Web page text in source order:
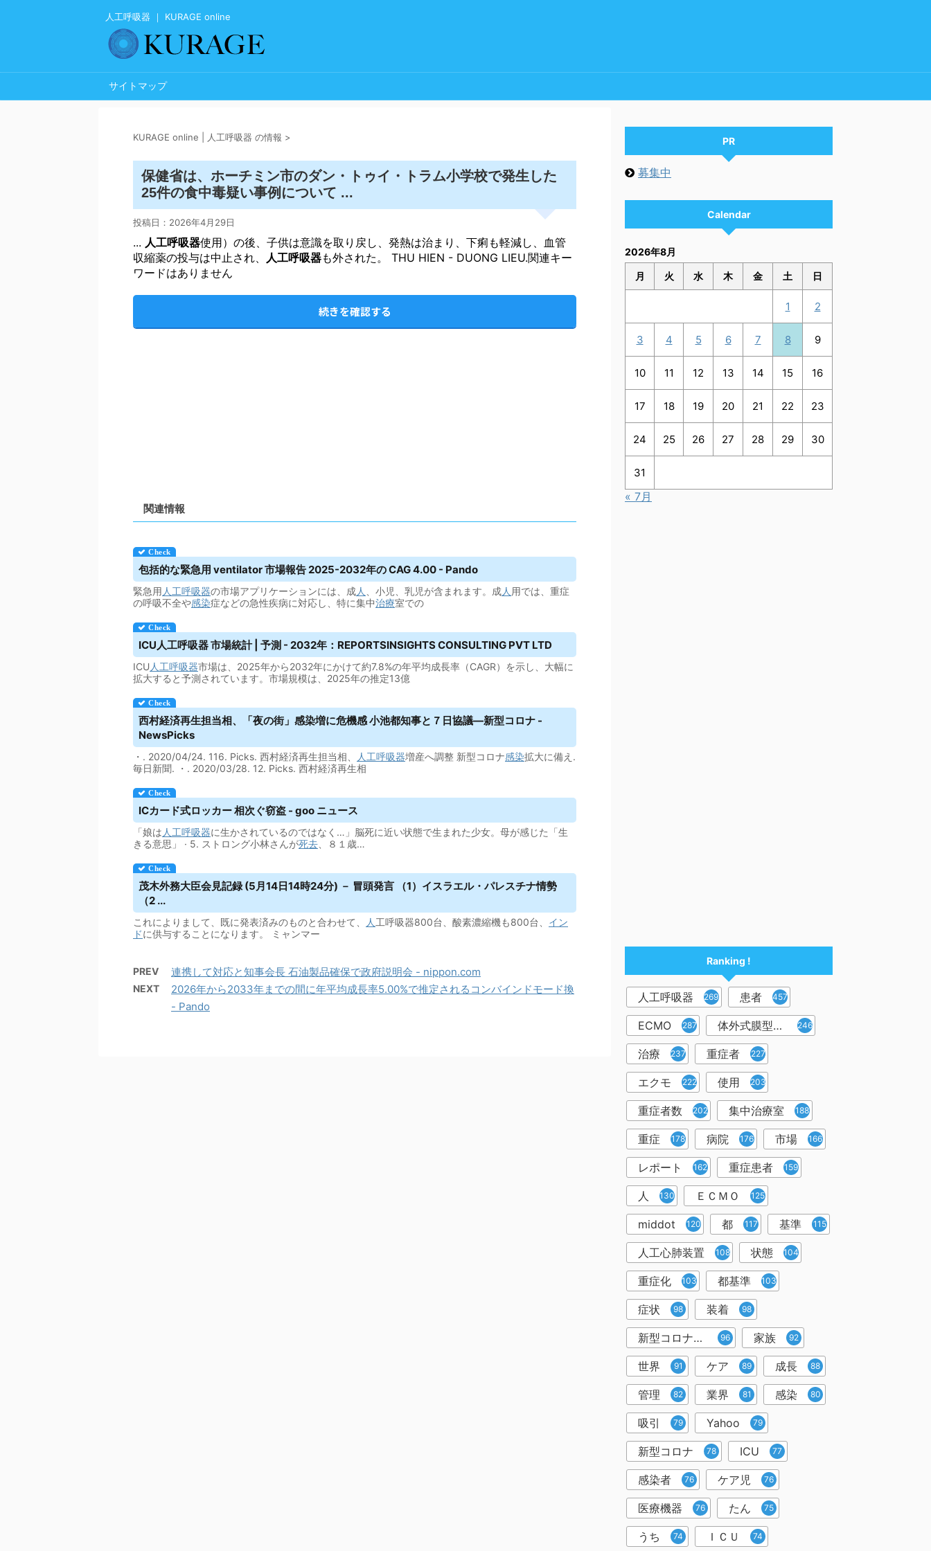
人工呼吸器 ｜ KURAGE online
サイトマップ
KURAGE online | 人工呼吸器 の情報 >
保健省は、ホーチミン市のダン・トゥイ・トラム小学校で発生した
25件の食中毒疑い事例について ...
投稿日： 2026年4月29日
... 人工呼吸器使用）の後、子供は意識を取り戻し、発熱は治まり、下痢も軽減し、血管
収縮薬の投与は中止され、 人工呼吸器も外された。 THU HIEN - DUONG LIEU.関連キー
ワードはありません
続きを確認する
関連情報
包括的な緊急用 ventilator 市場報告 2025-2032年の CAG 4.00 - Pando
緊急用 人工呼吸器の市場アプリケーションには、成人 、小児、乳児が含まれます。成人 用では、重症
の呼吸不全や感染症などの急性疾病に対応し、特に集中治療室での
ICU 人工呼吸器市場統計 | 予測 - 2032年：REPORTSINSIGHTS CONSULTING PVT LTD
ICU 人工呼吸器市場は、2025年から2032年にかけて約7.8%の年平均成長率（CAGR）を示し、大幅に
拡大すると予測されています。市場規模は、2025年の推定13億
西村経済再生担当相、「夜の街」感染増に危機感 小池都知事と７日協議―新型コロナ -
NewsPicks
・. 2020/04/24. 116. Picks. 西村経済再生担当相、 人工呼吸器増産へ調整 新型コロナ感染拡大に備え.
毎日新聞. ・. 2020/03/28. 12. Picks. 西村経済再生相
ICカード式ロッカー 相次ぐ窃盗 - goo ニュース
「娘は 人工呼吸器に生かされているのではなく…」脳死に近い状態で生まれた少女。母が感じた「生
きる意思」 · 5. ストロング小林さんが死去 、８１歳…
茂木外務大臣会見記録 (5月14日14時24分) － 冒頭発言 （1）イスラエル・パレスチナ情勢
（2 ...
これによりまして、既に発表済みのものと合わせて、 人 工呼吸器800台、酸素濃縮機も800台、 イン
ドに供与することになります。 ミャンマー
PREV 連携して対応と知事会長 石油製品確保で政府説明会 - nippon.com
NEXT
2026年から2033年までの間に年平均成長率5.00%で推定されるコンバインドモード換
- Pando
PR
募集中
Calendar
2026年8月
月 火 水 木 金 土 日
1 2
3 4 5 6 7 8 9
10 11 12 13 14 15 16
17 18 19 20 21 22 23
24 25 26 27 28 29 30
31
« 7月
Ranking !
人工呼吸器 2698 患者 457
ECMO 287 体外式膜型人工肺 246
治療 237 重症者 227
エクモ 222 使用 203
重症者数 202 集中治療室 188
重症 178 病院 176 市場 166
レポート 162 重症患者 159
人 130 ＥＣＭＯ 125
middot 120 都 117 基準 115
人工心肺装置 108 状態 104
重症化 103 都基準 103
症状 98 装着 98
新型コロナウイルス 96 家族 92
世界 91 ケア 89 成長 88
管理 82 業界 81 感染 80
吸引 79 Yahoo 79
新型コロナ 78 ICU 77
感染者 76 ケア児 76
医療機器 76 たん 75
うち 74 ＩＣＵ 74